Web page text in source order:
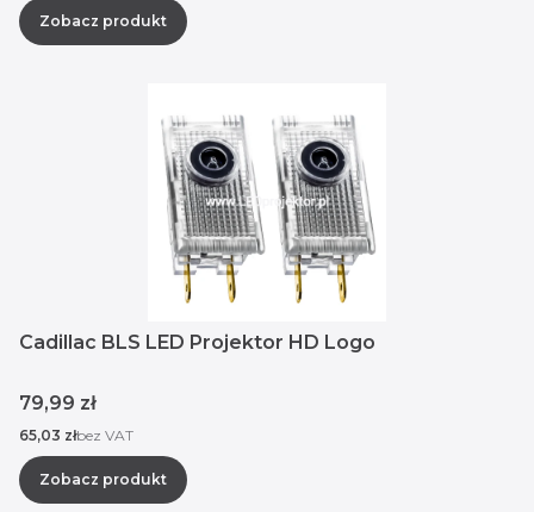
Zobacz produkt
Cadillac BLS LED Projektor HD Logo
Cena
79,99 zł
Cena
65,03 złbez VAT
Zobacz produkt